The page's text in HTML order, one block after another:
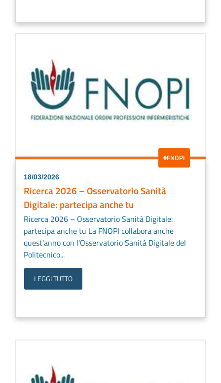
#FNOPI
18/03/2026
Ricerca 2026 – Osservatorio Sanità
Digitale: partecipa anche tu
Ricerca 2026 – Osservatorio Sanità Digitale:
partecipa anche tu La FNOPI collabora anche
quest'anno con l'Osservatorio Sanità Digitale del
Politecnico...
LEGGI TUTTO